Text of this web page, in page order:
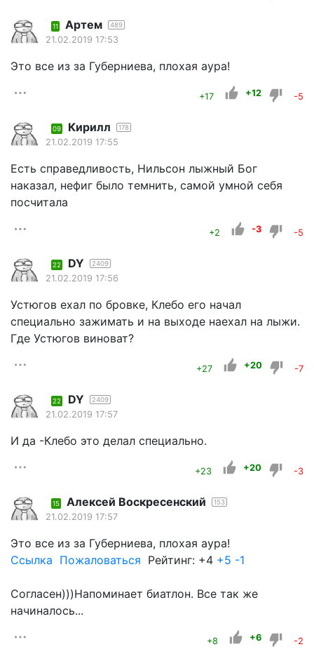
11 Артем 489
21.02.2019 17:53
Это все из за Губерниева, плохая аура!
+17 +12 -5
09 Кирилл 178
21.02.2019 17:55
Есть справедливость, Нильсон лыжный Бог
наказал, нефиг было темнить, самой умной себя
посчитала
+2 -3 -5
22 DY 2409
21.02.2019 17:56
Устюгов ехал по бровке, Клебо его начал
специально зажимать и на выходе наехал на лыжи.
Где Устюгов виноват?
+27 +20 -7
22 DY 2409
21.02.2019 17:57
И да -Клебо это делал специально.
+23 +20 -3
15 Алексей Воскресенский 153
21.02.2019 17:57
Это все из за Губерниева, плохая аура!
Ссылка Пожаловаться Рейтинг: +4 +5 -1
Согласен)))Напоминает биатлон. Все так же
начиналось...
+8 +6 -2